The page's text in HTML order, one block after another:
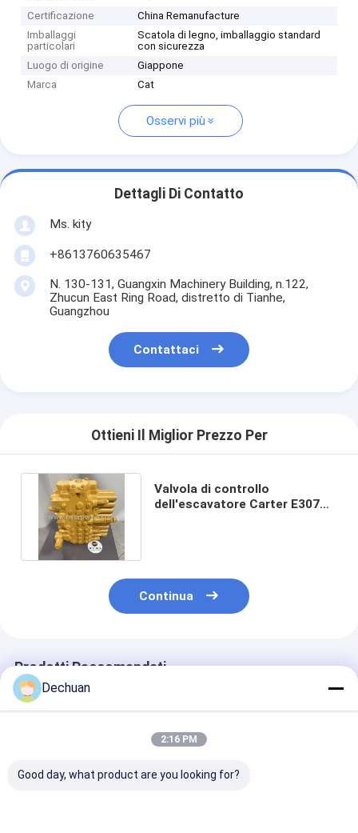
Certificazione
China Remanufacture
Imballaggi
particolari
Scatola di legno, imballaggio standard
con sicurezza
Luogo di origine
Giappone
Marca
Cat
Osservi più
Dettagli Di Contatto
Ms. kity
+8613760635467
N. 130-131, Guangxin Machinery Building, n.122,
Zhucun East Ring Road, distretto di Tianhe,
Guangzhou
Contattaci
Ottieni Il Miglior Prezzo Per
Valvola di controllo
dell'escavatore Carter E307C
Continua
Prodotti Raccomandati
Dechuan
2:16 PM
Good day, what product are you looking for?